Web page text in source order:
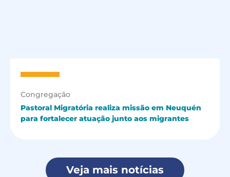
Congregação
Pastoral Migratória realiza missão em Neuquén
para fortalecer atuação junto aos migrantes
Veja mais notícias